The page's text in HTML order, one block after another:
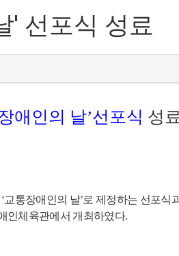
' 선포식 성료
애인의 날’선포식 성료
‘교통장애인의 날’로 제정하는 선포식
인체육관에서 개최하였다.